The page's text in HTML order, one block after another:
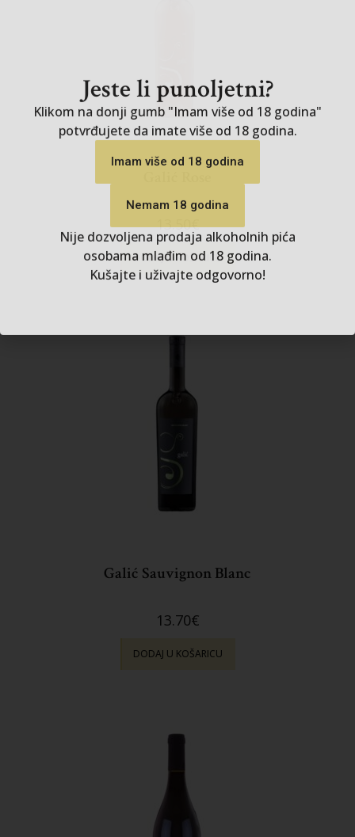
13.50€
DODAJ U KOŠARICU
Galić Sauvignon Blanc
13.70€
DODAJ U KOŠARICU
potvrđujete da imate više od 18 godina.
Imam više od 18 godina
Nije dozvoljena prodaja alkoholnih pića
osobama mlađim od 18 godina.
Kušajte i uživajte odgovorno!